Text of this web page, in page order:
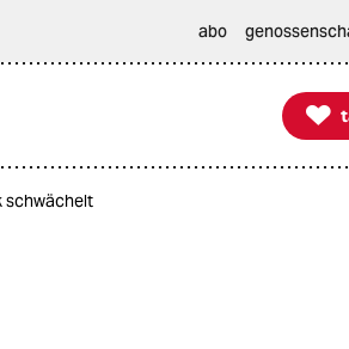
abo

taz
schwächelt